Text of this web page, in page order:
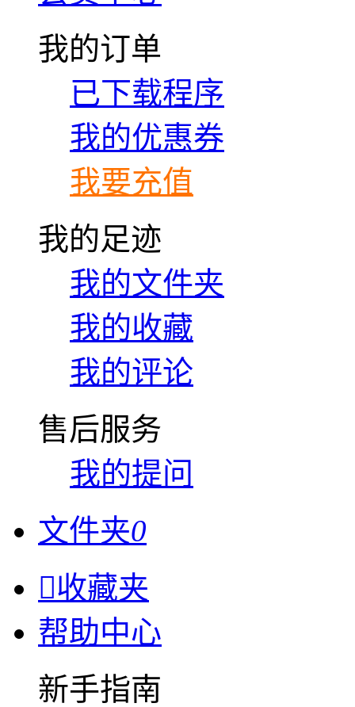
我的订单
已下载程序
我的优惠券
我要充值
我的足迹
我的文件夹
我的收藏
我的评论
售后服务
我的提问
文件夹0
收藏夹
帮助中心
新手指南